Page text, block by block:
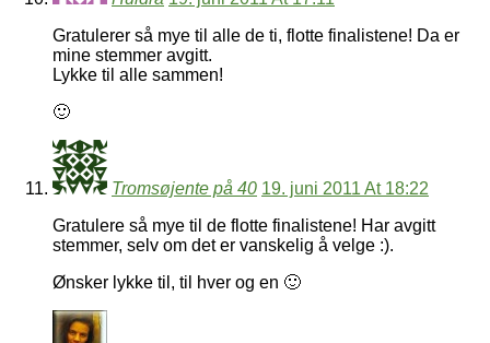
Gratulerer så mye til alle de ti, flotte finalistene! Da er
mine stemmer avgitt.
Lykke til alle sammen!
🙂
Tromsøjente på 40 19. juni 2011 At 18:22
Gratulere så mye til de flotte finalistene! Har avgitt
stemmer, selv om det er vanskelig å velge :).
Ønsker lykke til, til hver og en 🙂